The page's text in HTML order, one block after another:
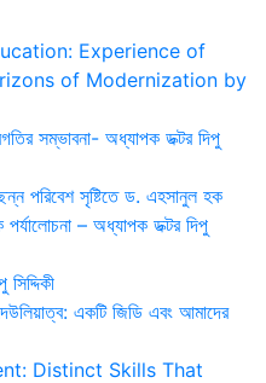
Experience of
of Modernization by
সম্ভাবনা- অধ্যাপক ডক্টর দিপু
পরিবেশ সৃষ্টিতে ড. এহসানুল হক
পর্যালোচনা – অধ্যাপক ডক্টর দিপু
একটি জিডি এবং আমাদের
Distinct Skills That